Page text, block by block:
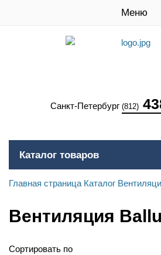
Меню
Санкт-Петербург (812)
Каталог товаров
Главная страница Каталог
Вентиляция Ballu
Сортировать по